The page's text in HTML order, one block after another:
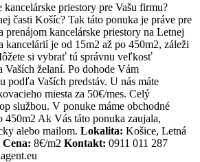
priestory pre Vašu firmu?
časti Košíc? Tak táto ponuka je práve pre
prenájom kancelárske priestory na Letnej
je od 15m2 až po 450m2, záleži
si vybrať tú správnu veľkosť
Vaších želaní. Po dohode Vám
podľa Vaších predstáv. U nás máte
miesta za 50€/mes. Celý
službou. V ponuke máme obchodné
450m2 Ak Vás táto ponuka zaujala,
alebo mailom. Lokalita: Košice, Letná
Cena: 8€/m2 Kontakt: 0911 011 287